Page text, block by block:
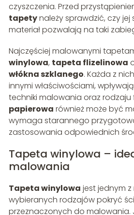
czyszczenia. Przed
tapetynależy sprawdzić, czy jej
materiał pozwalają na taki
Najczęściej malowanymi
winylowa, tapeta flizelinowa
włókna szklanego. Każda z
innymi właściwościami,
techniki malowania oraz rodzaju
papierowa również może być
wymaga starannego
zastosowania odpowiednich
Tapeta winylowa –
malowania
Tapeta winylowa jest jednym
wybieranych rodzajów pokryć
przeznaczonych do malowania.